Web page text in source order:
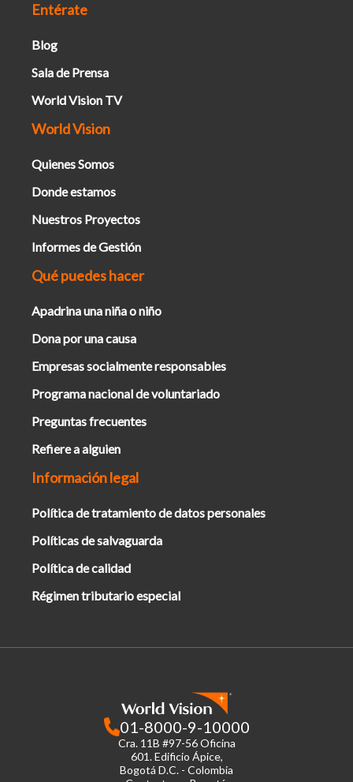
Entérate
Blog
Sala de Prensa
World Vision TV
World Vision
Quienes Somos
Donde estamos
Nuestros Proyectos
Informes de Gestión
Qué puedes hacer
Apadrina una niña o niño
Dona por una causa
Empresas socialmente responsables
Programa nacional de voluntariado
Preguntas frecuentes
Refiere a alguien
Información legal
Política de tratamiento de datos personales
Políticas de salvaguarda
Política de calidad
Régimen tributario especial
01-8000-9-10000
Cra. 11B #97-56 Oficina
601.Edificio Ápice,
Bogotá D.C. - Colombia